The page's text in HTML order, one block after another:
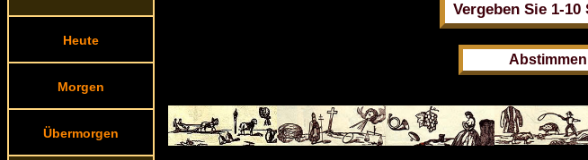
Heute
Morgen
Übermorgen